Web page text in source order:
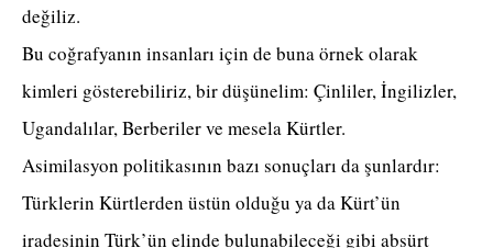
değiliz.
Bu coğrafyanın insanları için de buna örnek olarak
kimleri gösterebiliriz, bir düşünelim: Çinliler, İngilizler,
Ugandalılar, Berberiler ve mesela Kürtler.
Asimilasyon politikasının bazı sonuçları da şunlardır:
Türklerin Kürtlerden üstün olduğu ya da Kürt’ün
iradesinin Türk’ün elinde bulunabileceği gibi absürt